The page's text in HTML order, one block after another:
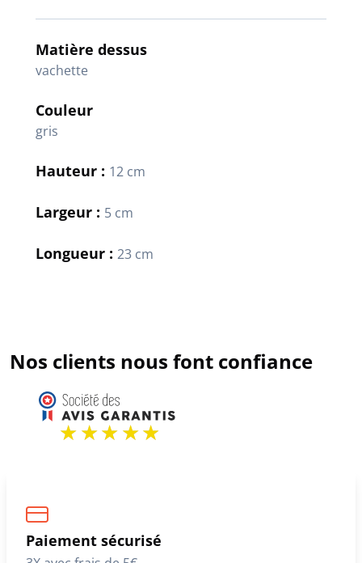
Matière dessus
vachette
Couleur
gris
Hauteur : 12 cm
Largeur : 5 cm
Longueur : 23 cm
Nos clients nous font confiance
Paiement sécurisé